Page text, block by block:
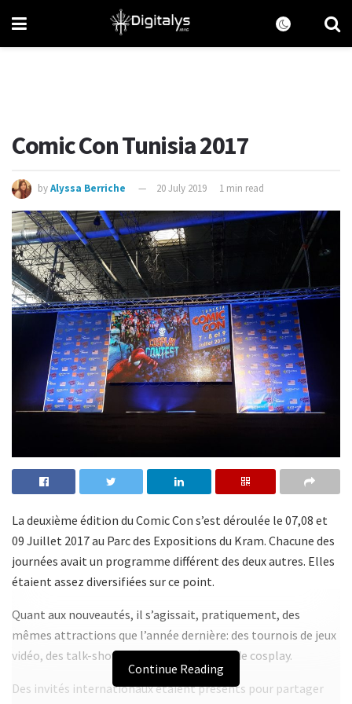
Comic Con Tunisia 2017
byAlyssa Berriche 20 July 2019 1 min read
La deuxième édition du Comic Con s’est déroulée le 07,08 et
09 Juillet 2017 au Parc des Expositions du Kram. Chacune des
journées avait un programme différent des deux autres. Elles
étaient assez diversifiées sur ce point.
Quant aux nouveautés, il s’agissait, pratiquement, des
mêmes attractions que l’année dernière: des tournois de jeux
vidéo, des talk-shows et une compétition de cosplay.
Des invités internationaux étaient présents pour partager
Continue Reading